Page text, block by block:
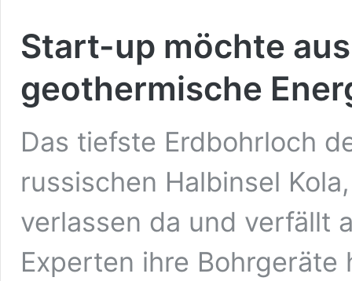
Start-up möchte
geothermische
Das tiefste Erdbohrloch
russischen Halbinsel
verlassen da und verfällt
Experten ihre